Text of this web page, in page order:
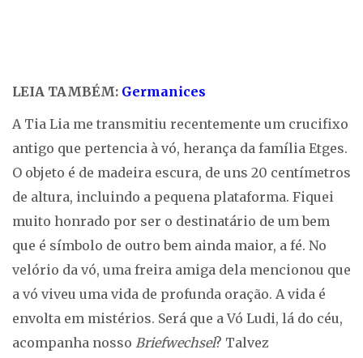
LEIA TAMBÉM: Germanices
A Tia Lia me transmitiu recentemente um crucifixo
antigo que pertencia à vó, herança da família Etges.
O objeto é de madeira escura, de uns 20 centímetros
de altura, incluindo a pequena plataforma. Fiquei
muito honrado por ser o destinatário de um bem
que é símbolo de outro bem ainda maior, a fé. No
velório da vó, uma freira amiga dela mencionou que
a vó viveu uma vida de profunda oração. A vida é
envolta em mistérios. Será que a Vó Ludi, lá do céu,
acompanha nosso Briefwechsel? Talvez